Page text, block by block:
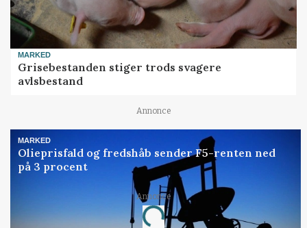
MARKED
Grisebestanden stiger trods svagere
avlsbestand
Annonce
MARKED
Olieprisfald og fredshåb sender F5-renten ned
på 3 procent
Annonce
Loading...